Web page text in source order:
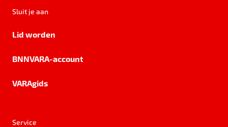
Sluit je aan
Lid worden
BNNVARA-account
VARAgids
Service